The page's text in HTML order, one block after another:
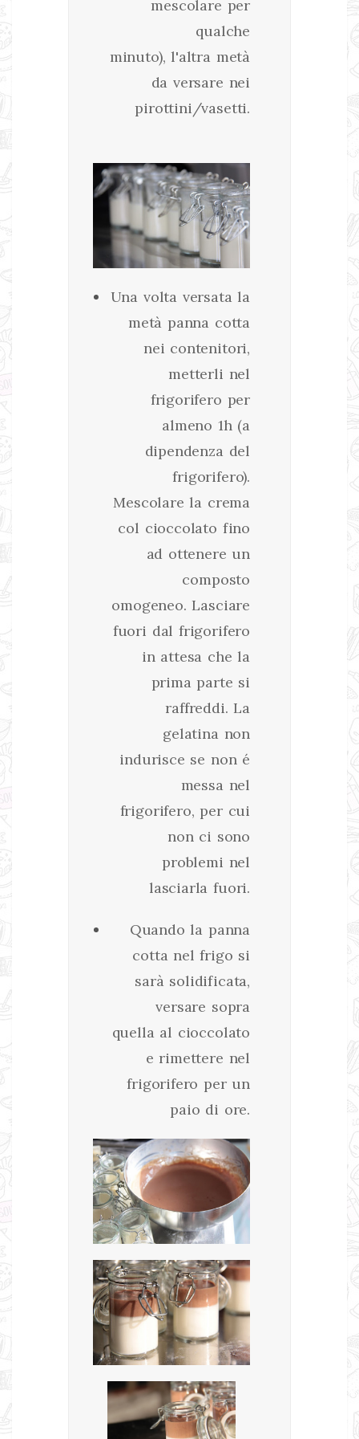
mescolare per
qualche
minuto), l'altra metà
da versare nei
pirottini/vasetti.
Una volta versata la
metà panna cotta
nei contenitori,
metterli nel
frigorifero per
almeno 1h (a
dipendenza del
frigorifero).
Mescolare la crema
col cioccolato fino
ad ottenere un
composto
omogeneo. Lasciare
fuori dal frigorifero
in attesa che la
prima parte si
raffreddi. La
gelatina non
indurisce se non é
messa nel
frigorifero, per cui
non ci sono
problemi nel
lasciarla fuori.
Quando la panna
cotta nel frigo si
sarà solidificata,
versare sopra
quella al cioccolato
e rimettere nel
frigorifero per un
paio di ore.